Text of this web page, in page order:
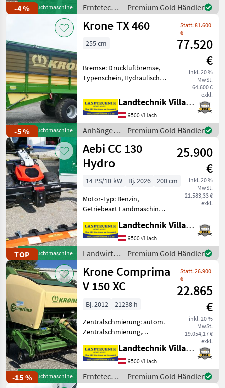
-4 %Gebrauchtmaschine
Kreiselzettwender GF 7902
mit 8 Krei
Erntetechnik
Grünland /
Kuhn
Premium Gold Händler
-5 %Gebrauchtmaschine
Krone TX 460
Statt: 81.600
€
77.520
€
inkl. 20 %
MwSt.
64.600 €
exkl.
255 cm
Bremse: Druckluftbremse,
Typenschein, Hydraulischer
Hydraulische
Bordwandverriegelung,
Plane Krone TX 460, 46 m³
Häckseltransportwagen,
Knickdeichsel
Landtechnik Villach GmbH
9500 Villach
Anhänger /
Krone
Premium Gold Händler
TOPGebrauchtmaschine
Aebi CC 130
Hydro
25.900
€
inkl. 20 %
MwSt.
21.583,33 €
exkl.
14 PS/10 kW Bj. 2026
200 cm
Motor-Typ: Benzin,
Getriebeart Landmaschine:
Zylinderanzahl: 1 Zylinder,
Doppelmesser,
Lenkbremse, E-Starter,
Ölkühler,
Lenkhebellenkung Aebi CC
130 Hydr
Landtechnik Villach GmbH
9500 Villach
Landwirtsch.
Motorfahrzeuge
/ Aebi
Premium Gold Händler
-15 %Gebrauchtmaschine
Krone Comprima
V 150 XC
Statt: 26.900
€
22.865
€
inkl. 20 %
MwSt.
19.054,17 €
exkl.
Bj. 2012
21238 h
Zentralschmierung: autom.
Zentralschmierung,
Ballenkammer, Druckluft,
Netzbindung,
Rollenniederhalter,
Schneidwerk Krone
Landtechnik Villach GmbH
9500 Villach
Erntetechnik
Premium Gold Händler